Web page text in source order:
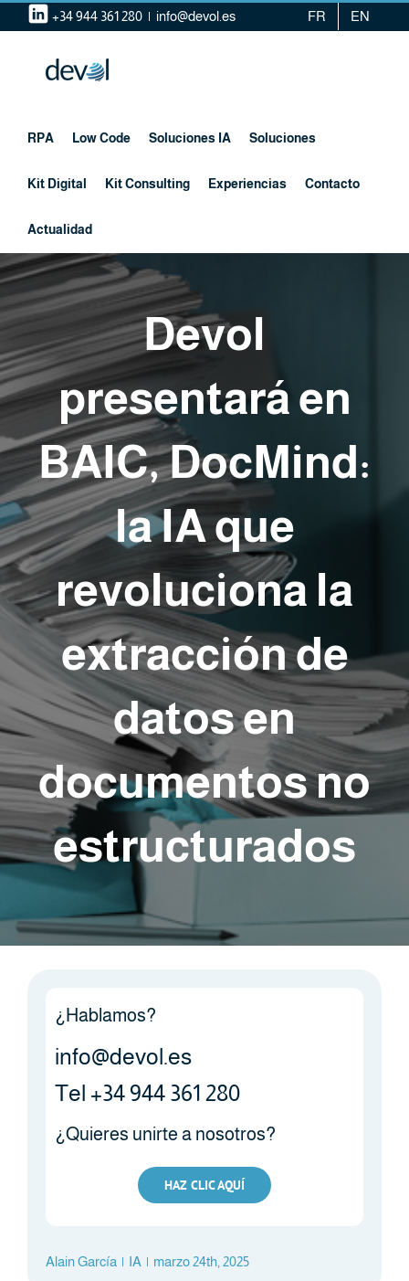
Saltar
contenido
+34 944 361 280 | info@devol.es FR EN
RPA Low Code Soluciones IA Soluciones
Kit Digital Kit Consulting Experiencias Contacto
Actualidad
Devol
presentará en
BAIC, DocMind:
la IA que
revoluciona la
extracción de
datos en
documentos no
estructurados
¿Hablamos?
info@devol.es
Tel +34 944 361 280
¿Quieres unirte a nosotros?
HAZ CLIC AQUÍ
Alain García | IA | marzo 24th, 2025